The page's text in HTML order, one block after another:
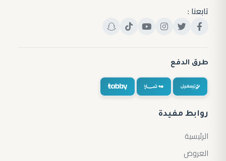
تابعنا :
طرق الدفع
روابط مفيدة
الرئيسية
العروض